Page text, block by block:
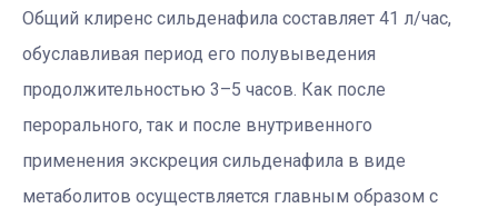
Общий клиренс сильденафила составляет 41 л/час,
обуславливая период его полувыведения
продолжительностью 3–5 часов. Как после
перорального, так и после внутривенного
применения экскреция сильденафила в виде
метаболитов осуществляется главным образом с